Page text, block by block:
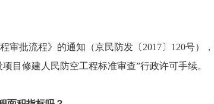
批流程》的通知（京民防发〔2017〕120号）
目修建人民防空工程标准审查”行政许可手续。